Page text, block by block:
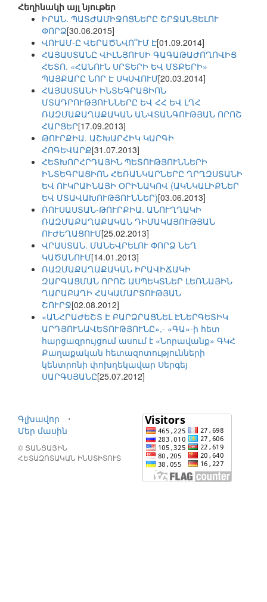
Հեղինակի այլ նյութեր
ԻՐԱՆ. ՊԱՏԺԱՄԻՋՈՑՆԵՐԸ ՇՐՋԱՆՑԵԼՈՒ
ՓՈՐՁ[30.06.2015]
ՎՈՒԱՄ-Ը ՎԵՐԱԾՆՎՈ՞ՒՄ Է[01.09.2014]
ՀԱՅԱՍՏԱՆԸ ՎԻԼՆՅՈՒՍԻ ԳԱԳԱԹԱԺՈՂՈՎԻՑ
ՀԵՏՈ. «ՀԱՆՈՒՆ ՍՐՏԵՐԻ ԵՎ ՄՏՔԵՐԻ»
ՊԱՅՔԱՐԸ ՆՈՐ Է ՍԿՍՎՈՒՄ[20.03.2014]
ՀԱՅԱՍՏԱՆԻ ԻՆՏԵԳՐԱՑԻՈՆ
ՄՏԱԴՐՈՒԹՅՈՒՆՆԵՐԸ ԵՎ ՀՀ ԵՎ ԼՂՀ
ՌԱԶՄԱՔԱՂԱՔԱԿԱՆ ԱՆՎՏԱՆԳՈՒԹՅԱՆ ՈՐՈՇ
ՀԱՐՑԵՐ[17.09.2013]
ԹՈՒՐՔԻԱ. ԱՇԽԱՐՀԻԿ ԿԱՐԳԻ
ՀՈԳԵՎԱՐՔ[31.07.2013]
ՀԵՏԽՈՐՀՐԴԱՅԻՆ ՊԵՏՈՒԹՅՈՒՆՆԵՐԻ
ԻՆՏԵԳՐԱՑԻՈՆ ՀԵՌԱՆԿԱՐՆԵՐԸ ՂՐՂԶՍՏԱՆԻ
ԵՎ ՈՒԿՐԱԻՆԱՅԻ ՕՐԻՆԱԿՈՎ (ԱԿՆԿԱԼԻՔՆԵՐ
ԵՎ ՄՏԱՎԱԽՈՒԹՅՈՒՆՆԵՐ)[03.06.2013]
ՌՈՒՍԱՍՏԱՆ-ԹՈՒՐՔԻԱ. ԱՆՈՒՂՂԱԿԻ
ՌԱԶՄԱՔԱՂԱՔԱԿԱՆ ԴԻՄԱԿԱՅՈՒԹՅԱՆ
ՈՒԺԵՂԱՑՈՒՄ[25.02.2013]
ՎՐԱՍՏԱՆ. ՄԱՆԵՎՐԵԼՈՒ ՓՈՐՁ ՆԵՂ
ԿԱԾԱՆՈՒՄ[14.01.2013]
ՌԱԶՄԱՔԱՂԱՔԱԿԱՆ ԻՐԱՎԻՃԱԿԻ
ԶԱՐԳԱՑՄԱՆ ՈՐՈՇ ԱՍՊԵԿՏՆԵՐ ԼԵՌՆԱՅԻՆ
ՂԱՐԱԲԱՂԻ ՀԱԿԱՄԱՐՏՈՒԹՅԱՆ
ՇՈՒՐՋ[02.08.2012]
«ԱՆՀՐԱԺԵՇՏ Է ԲԱՐՁՐԱՑՆԵԼ ԷՆԵՐԳԵՏԻԿ
ԱՐԴՅՈՒՆԱՎԵՏՈՒԹՅՈՒՆԸ»,- «ԳԱ»-ի հետ
հարցազրույցում ասում է «Նորավանք» ԳԿՀ
Քաղաքական հետազոտությունների
կենտրոնի փոխղեկավար Սերգեյ
ՍԱՐԳՍՅԱՆԸ[25.07.2012]
Գլխավոր
⋅
Մեր մասին
© ՑԱՆՑԱՅԻՆ
ՀԵՏԱԶՈՏԱԿԱՆ ԻՆՍՏԻՏՈՒՏ